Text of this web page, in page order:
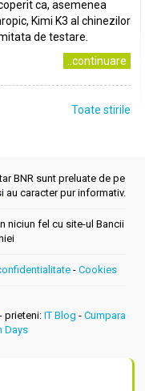
ca, asemenea
Kimi K3 al chinezilor
de testare.
..continuare
Toate stirile
BNR sunt preluate de pe
au caracter pur informativ.
niciun fel cu site-ul Bancii
- Cookies
- prieteni: IT Blog - Cumpara
Days